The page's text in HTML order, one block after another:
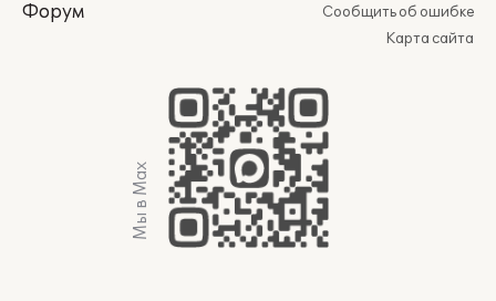
Форум
Сообщить об ошибке
Карта сайта
Мы в Max